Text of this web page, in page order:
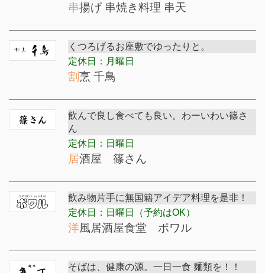
串揚げ 串焼き料理 串天
くつろげるお座敷でゆったりと。
定休日：月曜日
割烹 千鳥
飲んで良し食べても良い。わーいわい篠さ
ん
定休日：日曜日
居酒屋 篠さん
飲み物片手に無国籍アイデア料理を是非！
定休日：日曜日（予約はOK）
洋風居酒屋食堂 ポワル
そばは、健康の源。一日一食 麺類を！！